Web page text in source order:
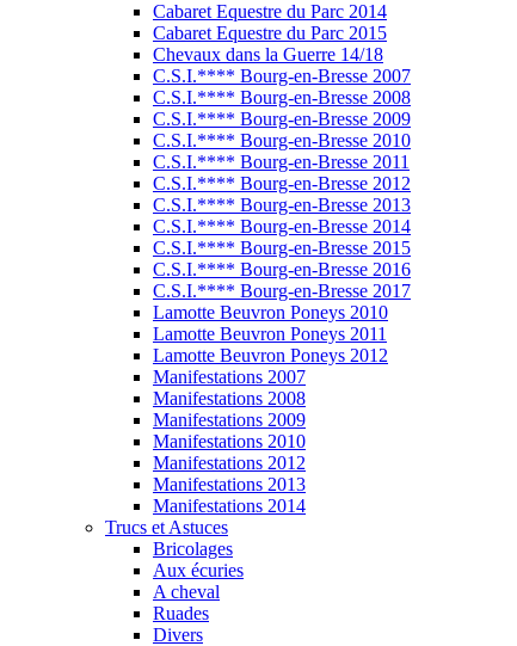
Cabaret Equestre du Parc 2014
Cabaret Equestre du Parc 2015
Chevaux dans la Guerre 14/18
C.S.I.**** Bourg-en-Bresse 2007
C.S.I.**** Bourg-en-Bresse 2008
C.S.I.**** Bourg-en-Bresse 2009
C.S.I.**** Bourg-en-Bresse 2010
C.S.I.**** Bourg-en-Bresse 2011
C.S.I.**** Bourg-en-Bresse 2012
C.S.I.**** Bourg-en-Bresse 2013
C.S.I.**** Bourg-en-Bresse 2014
C.S.I.**** Bourg-en-Bresse 2015
C.S.I.**** Bourg-en-Bresse 2016
C.S.I.**** Bourg-en-Bresse 2017
Lamotte Beuvron Poneys 2010
Lamotte Beuvron Poneys 2011
Lamotte Beuvron Poneys 2012
Manifestations 2007
Manifestations 2008
Manifestations 2009
Manifestations 2010
Manifestations 2012
Manifestations 2013
Manifestations 2014
Trucs et Astuces
Bricolages
Aux écuries
A cheval
Ruades
Divers